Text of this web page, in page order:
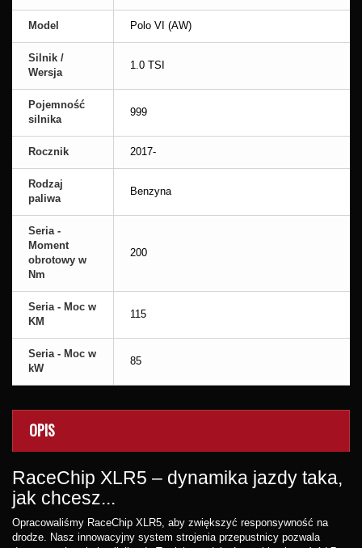
Model Polo VI (AW)
Silnik /
Wersja
1.0 TSI
Pojemność
silnika
999
Rocznik 2017-
Rodzaj
paliwa
Benzyna
Seria -
Moment
obrotowy w
Nm
200
Seria - Moc w
KM
115
Seria - Moc w
kW
85
OPIS
RaceChip XLR5 – dynamika jazdy taka,
jak chcesz...
Opracowaliśmy RaceChip XLR5, aby zwiększyć responsywność na
drodze. Nasz innowacyjny system strojenia przepustnicy pozwala